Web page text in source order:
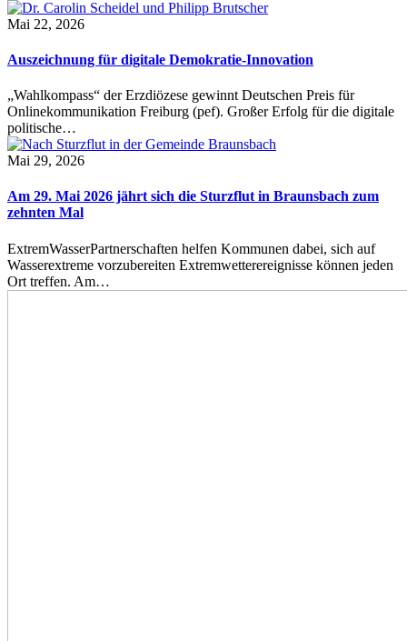
Mai 22, 2026
Auszeichnung für digitale Demokratie-Innovation
„Wahlkompass“ der Erzdiözese gewinnt Deutschen Preis für
Onlinekommunikation Freiburg (pef). Großer Erfolg für die digitale
politische…
Mai 29, 2026
Am 29. Mai 2026 jährt sich die Sturzflut in Braunsbach zum
zehnten Mal
ExtremWasserPartnerschaften helfen Kommunen dabei, sich auf
Wasserextreme vorzubereiten Extremwetterereignisse können jeden
Ort treffen. Am…